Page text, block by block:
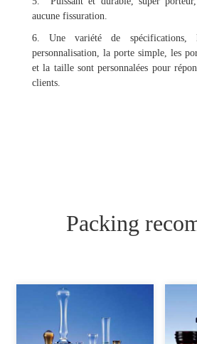
aucune fissuration.
6. Une variété de
personnalisation, la porte simple, les
et la taille sont personnalées pour
clients.
Packing